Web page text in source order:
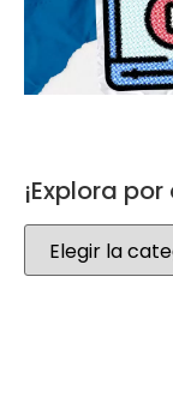
¡Explora